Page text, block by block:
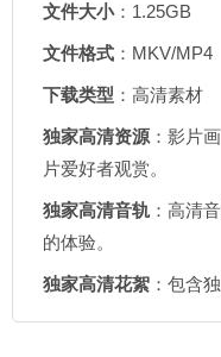
文件大小：1.25GB
文件格式 ：MKV/MP4
下载类型 ：高清素材
独家高清资源 ：影片
片爱好者观赏。
独家高清音轨 ：高清
的体验。
独家高清花絮 ：包含